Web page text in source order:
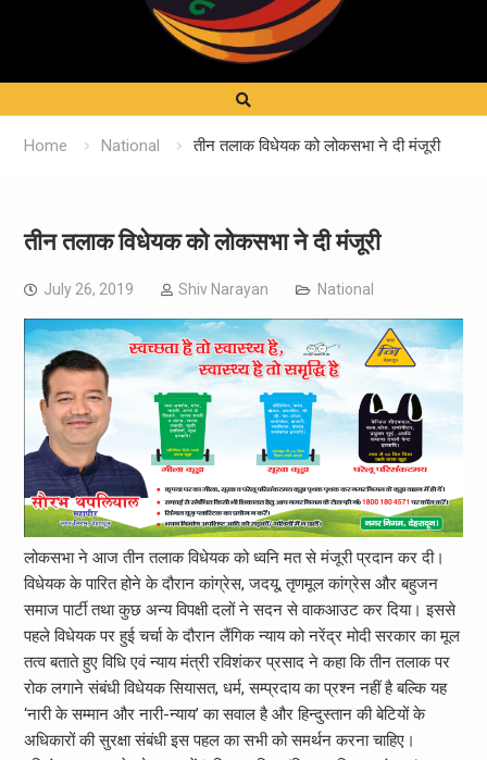
Home National तीन तलाक विधेयक को लोकसभा ने दी मंजूरी
तीन तलाक विधेयक को लोकसभा ने दी मंजूरी
July 26, 2019 Shiv Narayan National
लोकसभा ने आज तीन तलाक विधेयक को ध्वनि मत से मंजूरी प्रदान कर दी।
विधेयक के पारित होने के दौरान कांग्रेस, जदयू, तृणमूल कांग्रेस और बहुजन
समाज पार्टी तथा कुछ अन्य विपक्षी दलों ने सदन से वाकआउट कर दिया। इससे
पहले विधेयक पर हुई चर्चा के दौरान लैंगिक न्याय को नरेंद्र मोदी सरकार का मूल
तत्व बताते हुए विधि एवं न्याय मंत्री रविशंकर प्रसाद ने कहा कि तीन तलाक पर
रोक लगाने संबंधी विधेयक सियासत, धर्म, सम्प्रदाय का प्रश्न नहीं है बल्कि यह
‘नारी के सम्मान और नारी-न्याय’ का सवाल है और हिन्दुस्तान की बेटियों के
अधिकारों की सुरक्षा संबंधी इस पहल का सभी को समर्थन करना चाहिए।